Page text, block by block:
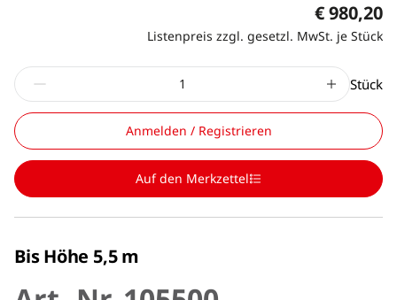
€ 980,20
Listenpreis zzgl. gesetzl. MwSt. je Stück
Stück
Anmelden / Registrieren
Auf den Merkzettel
Bis Höhe 5,5 m